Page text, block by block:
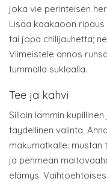
joka vie perinteisen
Lisää kaakaoon
tai jopa chilijauhetta;
Viimeistele annos
tummalla suklaalla.
Tee ja kahvi
Silloin lämmin
täydellinen valinta.
makumatkalle: mustan
ja pehmeän
elämys.